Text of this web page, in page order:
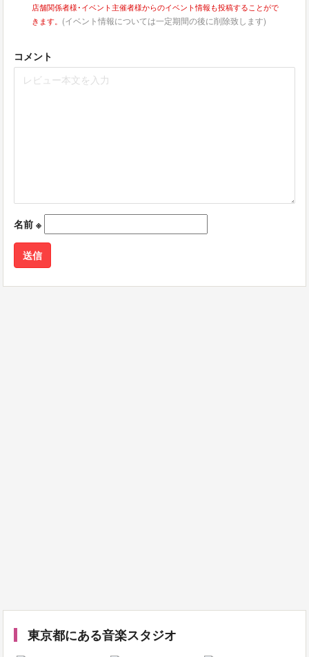
店舗関係者様･イベント主催者様からのイベント情報も投稿することがで
きます。 (イベント情報については一定期間の後に削除致します)
コメント
名前 ※
東京都にある音楽スタジオ